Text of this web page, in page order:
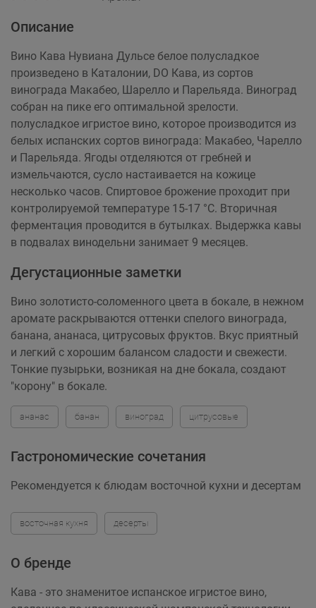
Описание
Вино Кава Нувиана Дульсе белое полусладкое
произведено в Каталонии, DO Кава, из сортов
винограда Макабео, Шарелло и Парельяда. Виноград
собран на пике его оптимальной зрелости.
полусладкое игристое вино, которое производится из
белых испанских сортов винограда: Макабео, Чарелло
и Парельяда. Ягоды отделяются от гребней и
измельчаются, сусло настаивается на кожице
несколько часов. Спиртовое брожение проходит при
контролируемой температуре 15-17 °С. Вторичная
ферментация проводится в бутылках. Выдержка кавы
в подвалах винодельни занимает 9 месяцев.
Дегустационные заметки
Вино золотисто-соломенного цвета в бокале, в нежном
аромате раскрываются оттенки спелого винограда,
банана, ананаса, цитрусовых фруктов. Вкус приятный
и легкий с хорошим балансом сладости и свежести.
Тонкие пузырьки, возникая на дне бокала, создают
"корону" в бокале.
ананас банан виноград цитрусовые
Гастрономические сочетания
Рекомендуется к блюдам восточной кухни и десертам
восточная кухня десерты
О бренде
Кава - это знаменитое испанское игристое вино,